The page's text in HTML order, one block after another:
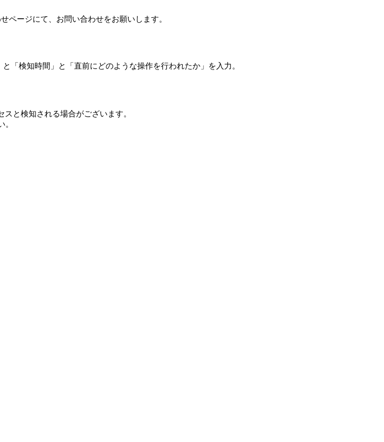
ページにて、お問い合わせをお願いします。
「検知時間」と「直前にどのような操作を行われたか」を入力。
と検知される場合がございます。
。